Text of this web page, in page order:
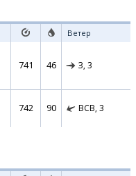
Ветер
741 46 З, 3
742 90 ВСВ, 3